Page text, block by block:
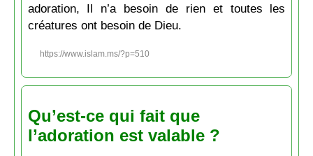
adoration, Il n’a besoin de rien et toutes les
créatures ont besoin de Dieu.
https://www.islam.ms/?p=510
Qu’est-ce qui fait que
l’adoration est valable ?